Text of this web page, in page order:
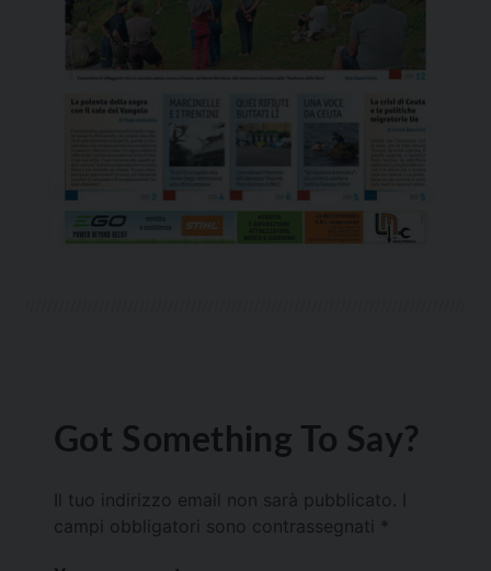
Got Something To Say?
Il tuo indirizzo email non sarà pubblicato.
campi obbligatori sono contrassegnati *